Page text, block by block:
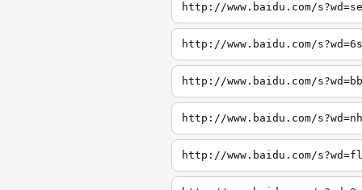
http://www.baidu.com/
http://www.baidu.com/
http://www.baidu.com/
http://www.baidu.com/
http://www.baidu.com/